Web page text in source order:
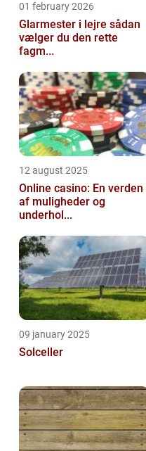
01 february 2026
Glarmester i lejre sådan
vælger du den rette
fagm...
12 august 2025
Online casino: En verden
af muligheder og
underhol...
09 january 2025
Solceller